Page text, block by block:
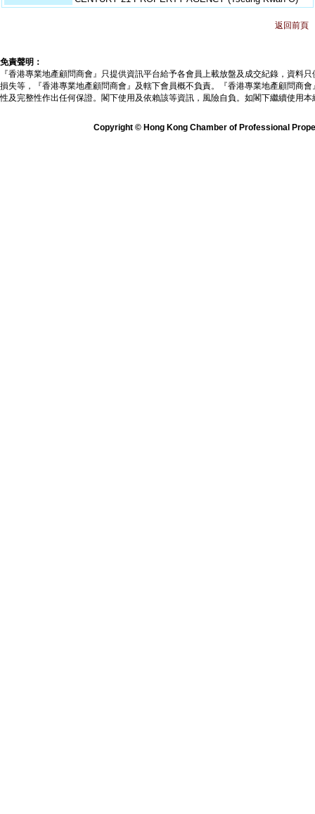
返回前頁
免責聲明：
『香港專業地產顧問商會』只提供資訊平台給予各會員上載放盤及成交紀錄，資料
損失等，『香港專業地產顧問商會』及轄下會員概不負責。『香港專業地產顧問商
性及完整性作出任何保證。閣下使用及依賴該等資訊，風險自負。如閣下繼續使用
Copyright © Hong Kong Chamber of Professional